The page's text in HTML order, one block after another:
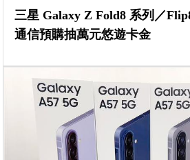
三星 Galaxy Z Fold8 系列／
通信預購抽萬元悠遊卡金